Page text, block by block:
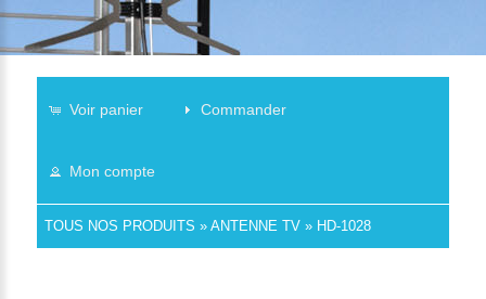
Voir panier Commander
Mon compte
TOUS NOS PRODUITS » ANTENNE TV» HD-1028